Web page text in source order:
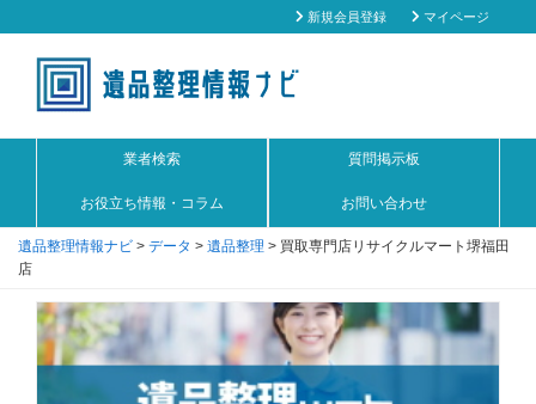
新規会員登録 マイページ
業者検索 質問掲示板
お役立ち情報・コラム お問い合わせ
遺品整理情報ナビ > データ > 遺品整理 > 買取専門店リサイクルマート堺福田
店